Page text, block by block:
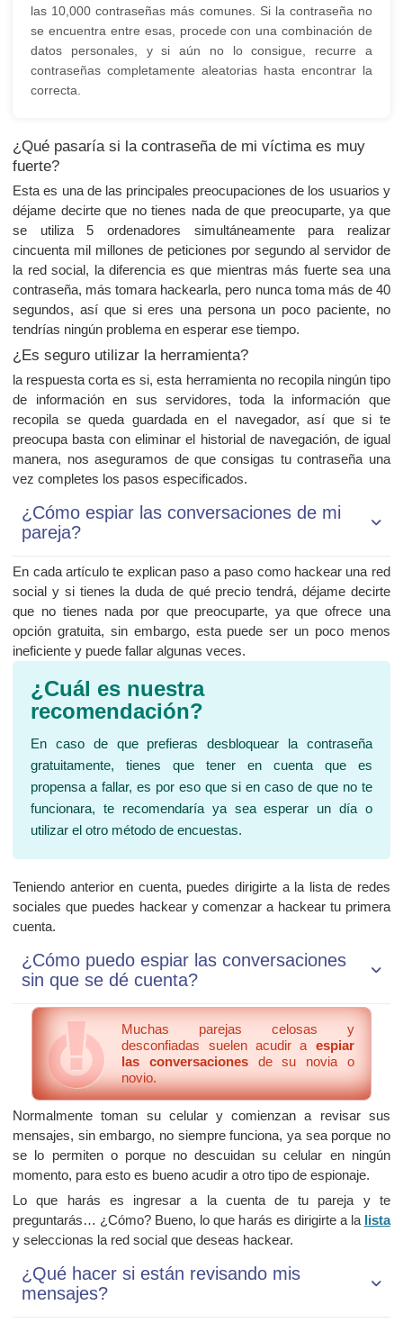
las 10,000 contraseñas más comunes. Si la contraseña no
se encuentra entre esas, procede con una combinación de
datos personales, y si aún no lo consigue, recurre a
contraseñas completamente aleatorias hasta encontrar la
correcta.
¿Qué pasaría si la contraseña de mi víctima es muy
fuerte?
Esta es una de las principales preocupaciones de los usuarios y
déjame decirte que no tienes nada de que preocuparte, ya que
se utiliza 5 ordenadores simultáneamente para realizar
cincuenta mil millones de peticiones por segundo al servidor de
la red social, la diferencia es que mientras más fuerte sea una
contraseña, más tomara hackearla, pero nunca toma más de 40
segundos, así que si eres una persona un poco paciente, no
tendrías ningún problema en esperar ese tiempo.
¿Es seguro utilizar la herramienta?
la respuesta corta es si, esta herramienta no recopila ningún tipo
de información en sus servidores, toda la información que
recopila se queda guardada en el navegador, así que si te
preocupa basta con eliminar el historial de navegación, de igual
manera, nos aseguramos de que consigas tu contraseña una
vez completes los pasos especificados.
¿Cómo espiar las conversaciones de mi
pareja?
En cada artículo te explican paso a paso como hackear una red
social y si tienes la duda de qué precio tendrá, déjame decirte
que no tienes nada por que preocuparte, ya que ofrece una
opción gratuita, sin embargo, esta puede ser un poco menos
ineficiente y puede fallar algunas veces.
¿Cuál es nuestra
recomendación?
En caso de que prefieras desbloquear la contraseña
gratuitamente, tienes que tener en cuenta que es
propensa a fallar, es por eso que si en caso de que no te
funcionara, te recomendaría ya sea esperar un día o
utilizar el otro método de encuestas.
Teniendo anterior en cuenta, puedes dirigirte a la lista de redes
sociales que puedes hackear y comenzar a hackear tu primera
cuenta.
¿Cómo puedo espiar las conversaciones
sin que se dé cuenta?
Muchas parejas celosas y
desconfiadas suelen acudir a espiar
las conversacionesde su novia o
novio.
Normalmente toman su celular y comienzan a revisar sus
mensajes, sin embargo, no siempre funciona, ya sea porque no
se lo permiten o porque no descuidan su celular en ningún
momento, para esto es bueno acudir a otro tipo de espionaje.
Lo que harás es ingresar a la cuenta de tu pareja y te
preguntarás… ¿Cómo? Bueno, lo que harás es dirigirte a la lista
y seleccionas la red social que deseas hackear.
¿Qué hacer si están revisando mis
mensajes?